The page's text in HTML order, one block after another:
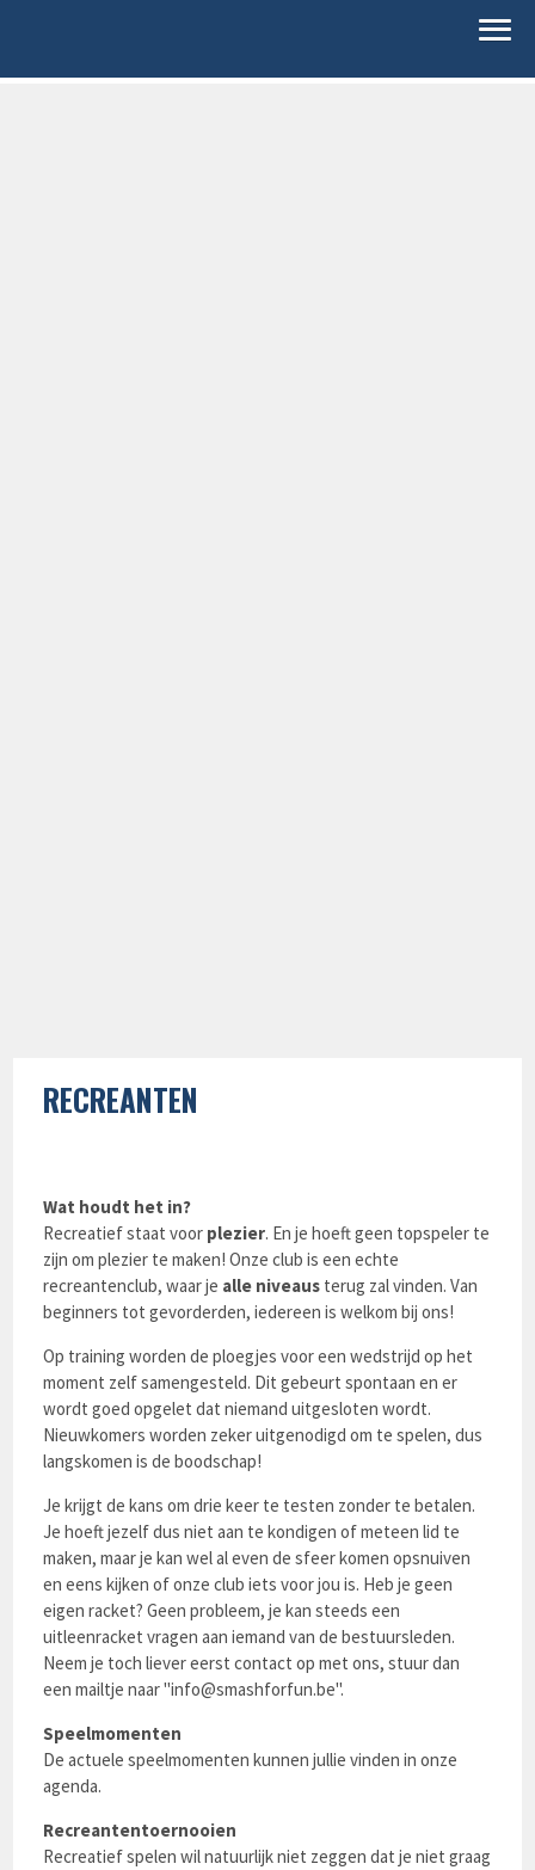
RECREANTEN
Wat houdt het in?
Recreatief staat voor plezier. En je hoeft geen topspeler te
zijn om plezier te maken! Onze club is een echte
recreantenclub, waar je alle niveaus terug zal vinden. Van
beginners tot gevorderden, iedereen is welkom bij ons!
Op training worden de ploegjes voor een wedstrijd op het
moment zelf samengesteld. Dit gebeurt spontaan en er
wordt goed opgelet dat niemand uitgesloten wordt.
Nieuwkomers worden zeker uitgenodigd om te spelen, dus
langskomen is de boodschap!
Je krijgt de kans om drie keer te testen zonder te betalen.
Je hoeft jezelf dus niet aan te kondigen of meteen lid te
maken, maar je kan wel al even de sfeer komen opsnuiven
en eens kijken of onze club iets voor jou is. Heb je geen
eigen racket? Geen probleem, je kan steeds een
uitleenracket vragen aan iemand van de bestuursleden.
Neem je toch liever eerst contact op met ons, stuur dan
een mailtje naar "info@smashforfun.be".
Speelmomenten
De actuele speelmomenten kunnen jullie vinden in onze
agenda.
Recreantentoernooien
Recreatief spelen wil natuurlijk niet zeggen dat je niet graag